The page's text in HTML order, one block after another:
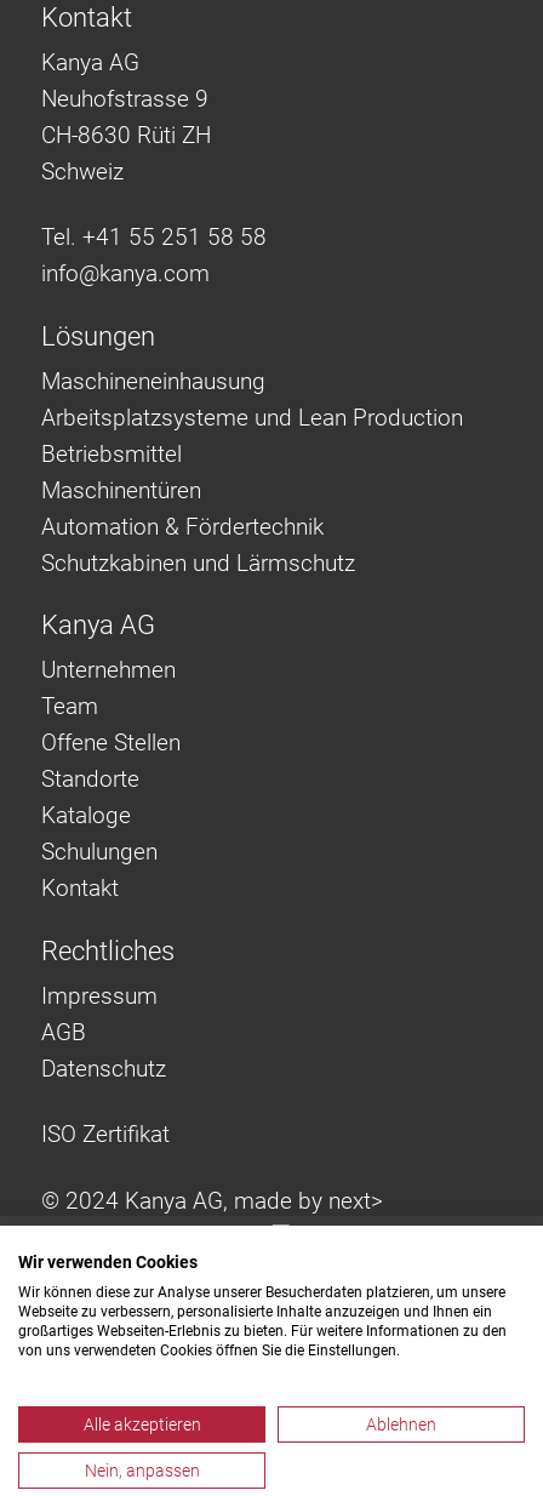
Kontakt
Kanya AG
Neuhofstrasse 9
CH-8630 Rüti ZH
Schweiz
Tel. +41 55 251 58 58
info@kanya.com
Lösungen
Maschineneinhausung
Arbeitsplatzsysteme und Lean Production
Betriebsmittel
Maschinentüren
Automation & Fördertechnik
Schutzkabinen und Lärmschutz
Kanya AG
Unternehmen
Team
Offene Stellen
Standorte
Kataloge
Schulungen
Kontakt
Rechtliches
Impressum
AGB
Datenschutz
ISO Zertifikat
© 2024 Kanya AG, made by next>
Wir verwenden Cookies
Wir können diese zur Analyse unserer Besucherdaten platzieren, um unsere
Webseite zu verbessern, personalisierte Inhalte anzuzeigen und Ihnen ein
großartiges Webseiten-Erlebnis zu bieten. Für weitere Informationen zu den
von uns verwendeten Cookies öffnen Sie die Einstellungen.
Alle akzeptieren Ablehnen
Nein, anpassen